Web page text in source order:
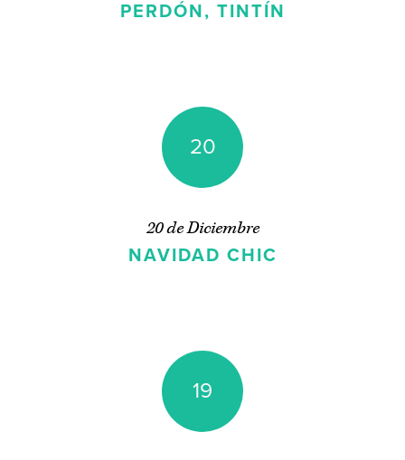
PERDÓN, TINTÍN
20
20 de Diciembre
NAVIDAD CHIC
19